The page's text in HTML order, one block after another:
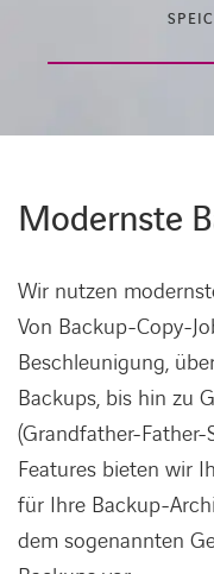
Modernste
Wir nutzen
Von Backup-Copy-
Beschleunigung,
Backups, bis hin zu
(Grandfather-
Features bieten wir
für Ihre Backup-
dem sogenannten